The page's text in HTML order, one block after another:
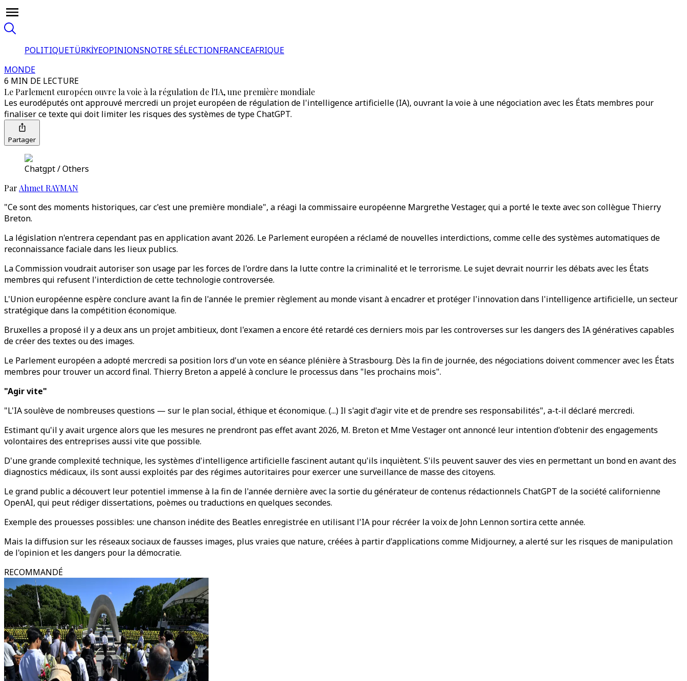
POLITIQUETÜRKİYEOPINIONSNOTRE SÉLECTIONFRANCEAFRIQUE
MONDE
6 MIN DE LECTURE
Le Parlement européen ouvre la voie à la régulation de l'IA, une première mondiale
Les eurodéputés ont approuvé mercredi un projet européen de régulation de l'intelligence artificielle (IA), ouvrant la voie à une négociation avec les États membres pour
finaliser ce texte qui doit limiter les risques des systèmes de type ChatGPT.
Partager
Chatgpt / Others
Par Ahmet RAYMAN
"Ce sont des moments historiques, car c'est une première mondiale", a réagi la commissaire européenne Margrethe Vestager, qui a porté le texte avec son collègue Thierry
Breton.
La législation n'entrera cependant pas en application avant 2026. Le Parlement européen a réclamé de nouvelles interdictions, comme celle des systèmes automatiques de
reconnaissance faciale dans les lieux publics.
La Commission voudrait autoriser son usage par les forces de l'ordre dans la lutte contre la criminalité et le terrorisme. Le sujet devrait nourrir les débats avec les États
membres qui refusent l'interdiction de cette technologie controversée.
L'Union européenne espère conclure avant la fin de l'année le premier règlement au monde visant à encadrer et protéger l'innovation dans l'intelligence artificielle, un secteur
stratégique dans la compétition économique.
Bruxelles a proposé il y a deux ans un projet ambitieux, dont l'examen a encore été retardé ces derniers mois par les controverses sur les dangers des IA génératives capables
de créer des textes ou des images.
Le Parlement européen a adopté mercredi sa position lors d'un vote en séance plénière à Strasbourg. Dès la fin de journée, des négociations doivent commencer avec les États
membres pour trouver un accord final. Thierry Breton a appelé à conclure le processus dans "les prochains mois".
"Agir vite"
"L'IA soulève de nombreuses questions — sur le plan social, éthique et économique. (...) Il s'agit d'agir vite et de prendre ses responsabilités", a-t-il déclaré mercredi.
Estimant qu'il y avait urgence alors que les mesures ne prendront pas effet avant 2026, M. Breton et Mme Vestager ont annoncé leur intention d'obtenir des engagements
volontaires des entreprises aussi vite que possible.
D'une grande complexité technique, les systèmes d'intelligence artificielle fascinent autant qu'ils inquiètent. S'ils peuvent sauver des vies en permettant un bond en avant des
diagnostics médicaux, ils sont aussi exploités par des régimes autoritaires pour exercer une surveillance de masse des citoyens.
Le grand public a découvert leur potentiel immense à la fin de l'année dernière avec la sortie du générateur de contenus rédactionnels ChatGPT de la société californienne
OpenAI, qui peut rédiger dissertations, poèmes ou traductions en quelques secondes.
Exemple des prouesses possibles: une chanson inédite des Beatles enregistrée en utilisant l'IA pour récréer la voix de John Lennon sortira cette année.
Mais la diffusion sur les réseaux sociaux de fausses images, plus vraies que nature, créées à partir d'applications comme Midjourney, a alerté sur les risques de manipulation
de l'opinion et les dangers pour la démocratie.
RECOMMANDÉ